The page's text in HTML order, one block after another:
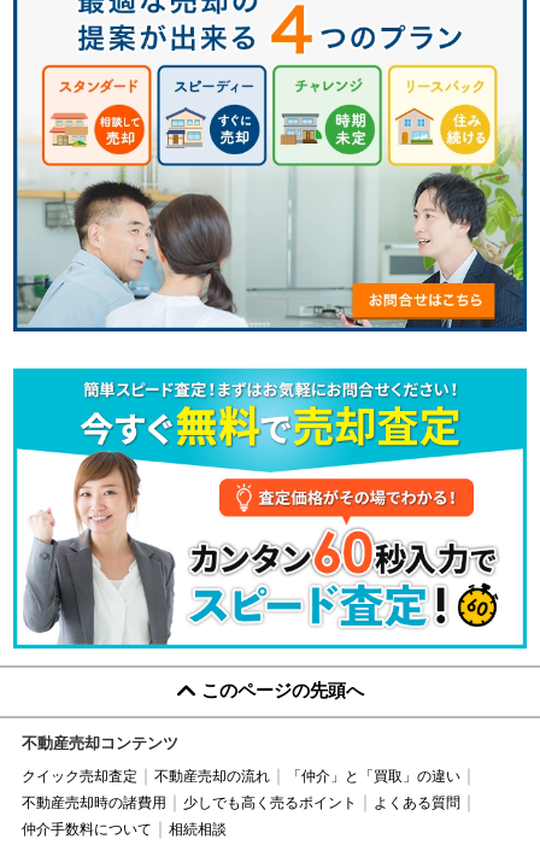
このページの先頭へ
不動産売却コンテンツ
クイック売却査定 不動産売却の流れ
「仲介」と「買取」の違い
不動産売却時の諸費用
少しでも高く売るポイント
よくある質問
仲介手数料について
相続相談